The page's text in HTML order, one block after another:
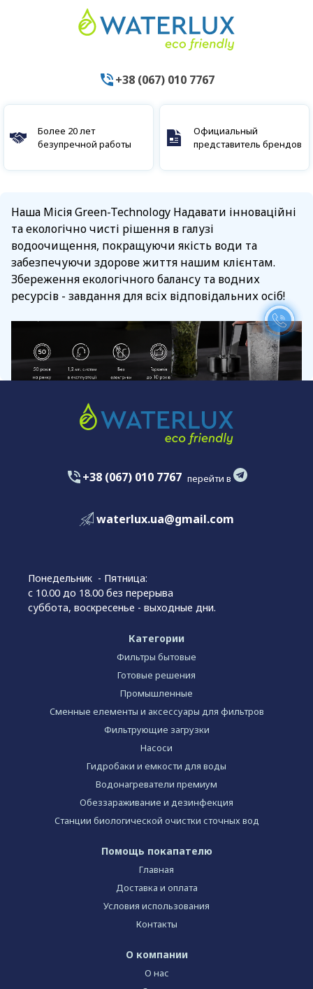
+38 (067) 010 7767
Более 20 лет
безупречной работы
Официальный
представитель брендов
Наша Місія Green-Technology Надавати інноваційні
та екологічно чисті рішення в галузі
водоочищення, покращуючи якість води та
забезпечуючи здорове життя нашим клієнтам.
Збереження екологічного балансу та водних
ресурсів - завдання для всіх відповідальних осіб!
+38 (067) 010 7767 перейти в
waterlux.ua@gmail.com
Понедельник - Пятница:
с 10.00 до 18.00 без перерыва
суббота, воскресенье - выходные дни.
Категории
Фильтры бытовые
Готовые решения
Промышленные
Сменные елементы и аксессуары для фильтров
Фильтрующие загрузки
Насоси
Гидробаки и емкости для воды
Водонагреватели премиум
Обеззараживание и дезинфекция
Станции биологической очистки сточных вод
Помощь покапателю
Главная
Доставка и оплата
Условия использования
Контакты
О компании
О нас